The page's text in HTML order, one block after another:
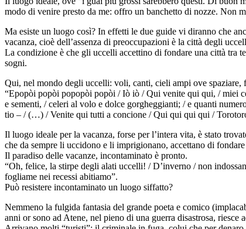
modo di venire presto da me: offro un banchetto di nozze. Non
Ma esiste un luogo così? In effetti le due guide vi diranno che
vacanza, cioè dell’assenza di preoccupazioni è la città degli
La condizione è che gli uccelli accettino di fondare una città tra
sogni.
Qui, nel mondo degli uccelli: voli, canti, cieli ampi ove
“Epopòi popòi popopòi popòi / Iò iò / Qui venite qui qui, / miei
e sementi, / celeri al volo e dolce gorgheggianti; / e quanti
tio – / (…) / Venite qui tutti a concione / Qui qui qui qui /
Il luogo ideale per la vacanza, forse per l’intera vita, è stato
che da sempre li uccidono e li imprigionano, accettano di
Il paradiso delle vacanze, incontaminato è pronto.
“Oh, felice, la stirpe degli alati uccelli! / D’inverno / non
fogliame nei recessi abitiamo”.
Può resistere incontaminato un luogo siffatto?
Nemmeno la fulgida fantasia del grande poeta e comico
anni or sono ad Atene, nel pieno di una guerra disastrosa, riesce